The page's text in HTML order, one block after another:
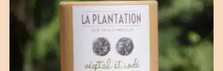
(17 avis)